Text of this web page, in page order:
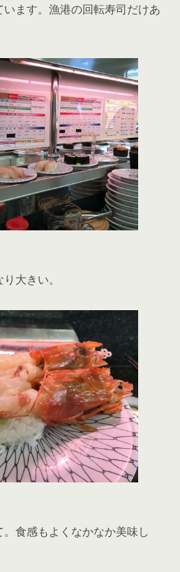
ます。漁港の回転寿司だけあ
大きい。
食感もよくなかなか美味し